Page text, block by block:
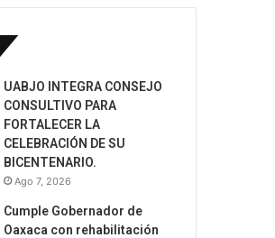
UABJO INTEGRA CONSEJO
CONSULTIVO PARA
FORTALECER LA
CELEBRACIÓN DE SU
BICENTENARIO.
Ago 7, 2026
Cumple Gobernador de
Oaxaca con rehabilitación